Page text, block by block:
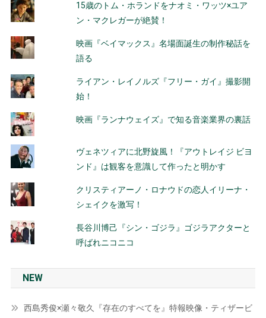
15歳のトム・ホランドをナオミ・ワッツ×ユア
ン・マクレガーが絶賛！
映画『ベイマックス』名場面誕生の制作秘話を
語る
ライアン・レイノルズ『フリー・ガイ』撮影開
始！
映画『ランナウェイズ』で知る音楽業界の裏話
ヴェネツィアに北野旋風！『アウトレイジ ビヨ
ンド』は観客を意識して作ったと明かす
クリスティアーノ・ロナウドの恋人イリーナ・
シェイクを激写！
長谷川博己『シン・ゴジラ』ゴジラアクターと
呼ばれニコニコ
NEW
西島秀俊×瀬々敬久『存在のすべてを』特報映像・ティザービ